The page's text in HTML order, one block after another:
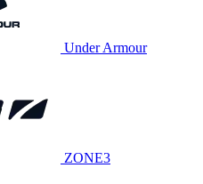
Under Armour
ZONE3